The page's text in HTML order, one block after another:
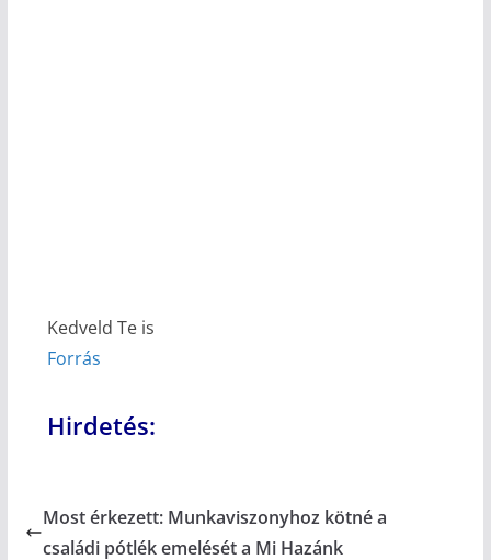
Kedveld Te is
Forrás
Hirdetés:
Most érkezett: Munkaviszonyhoz kötné a
családi pótlék emelését a Mi Hazánk